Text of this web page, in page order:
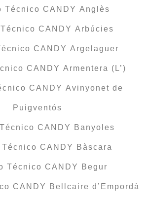
Técnico CANDY Anglès
CANDY Arbúcies
CANDY Argelaguer
CANDY Armentera (L’)
CANDY Avinyonet de
Puigventós
CANDY Banyoles
CANDY Bàscara
Técnico CANDY Begur
CANDY Bellcaire d’Empordà